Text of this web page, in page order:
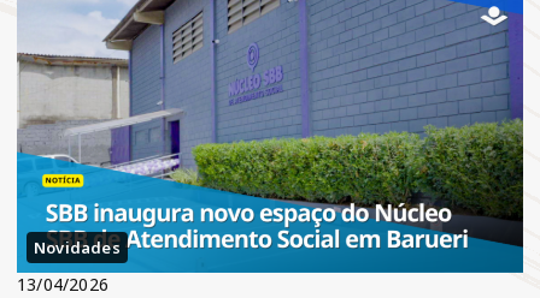
Novidades
13/04/2026